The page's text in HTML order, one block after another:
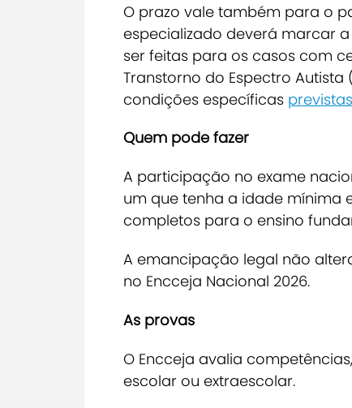
O prazo vale também para o
especializado deverá marcar
ser feitas para os casos com
Transtorno do Espectro Autista
condições específicas
Quem pode fazer
A participação no exame
um que tenha a idade mínima
completos para o ensino
A emancipação legal não
no Encceja Nacional 2026.
As provas
O Encceja avalia
escolar ou extraescolar.